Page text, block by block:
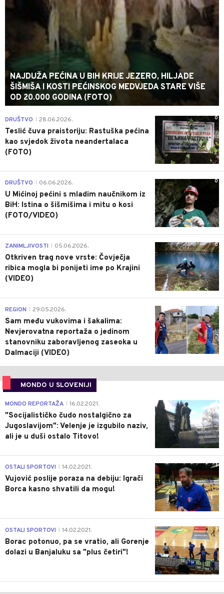
NAJDUŽA PEĆINA U BIH KRIJE JEZERO, HILJADE
ŠIŠMIŠA I KOSTI PEĆINSKOG MEDVJEDA STARE VIŠE
OD 20.000 GODINA (FOTO)
0
DRUŠTVO 28.06.2026.
Teslić čuva praistoriju: Rastuška pećina
kao svjedok života neandertalaca
(FOTO)
0
DRUŠTVO 06.06.2026.
U Mićinoj pećini s mladim naučnikom iz
BiH: Istina o šišmišima i mitu o kosi
(FOTO/VIDEO)
0
ZANIMLJIVOSTI 05.06.2026.
Otkriven trag nove vrste: Čovječja
ribica mogla bi ponijeti ime po Krajini
(VIDEO)
0
REGION 29.05.2026.
Sam među vukovima i šakalima:
Nevjerovatna reportaža o jedinom
stanovniku zaboravljenog zaseoka u
Dalmaciji (VIDEO)
MONDO U SLOVENIJI
4
MONDO REPORTAŽA 16.02.2021.
"Socijalističko čudo nostalgično za
Jugoslavijom": Velenje je izgubilo naziv,
ali je u duši ostalo Titovo!
1
OSTALI SPORTOVI 14.02.2021.
Vujović poslije poraza na debiju: Igrači
Borca kasno shvatili da mogu!
3
OSTALI SPORTOVI 14.02.2021.
Borac potonuo, pa se vratio, ali Gorenje
dolazi u Banjaluku sa "plus četiri"!